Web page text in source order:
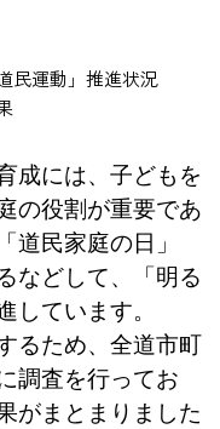
民運動」推進状況
成には、子どもを
の役割が重要であ
道民家庭の日」
などして、「明る
ています。
るため、全道市町
調査を行ってお
がまとまりました